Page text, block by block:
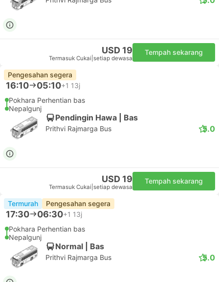
USD 19
Termasuk Cukai setiap dewasa
Tempah sekarang
Pengesahan segera
16:10 05:10+1 13j
Pokhara Perhentian bas
Nepalgunj
Pendingin Hawa | Bas
Prithvi Rajmarga Bus 5.0
USD 19
Termasuk Cukai setiap dewasa
Tempah sekarang
Termurah Pengesahan segera
17:30 06:30+1 13j
Pokhara Perhentian bas
Nepalgunj
Normal | Bas
Prithvi Rajmarga Bus 5.0